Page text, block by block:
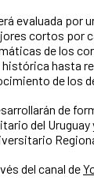
evaluada por
cortos por
de los
hasta
de los
de
del Uruguay
del canal de